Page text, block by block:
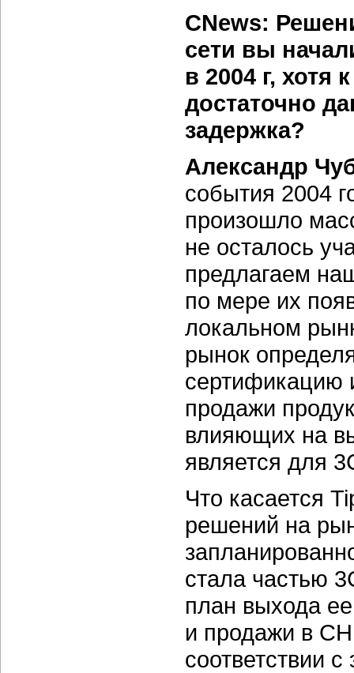
CNews:
сети вы
в 2004 г, хотя
достаточно
задержка?
Александр
события 2004
произошло
не осталось
предлагаем
по мере их
локальном
рынок
сертификацию
продажи
влияющих на
является для
Что касается
решений на
стала частью
план выхода
и продажи в
соответствии